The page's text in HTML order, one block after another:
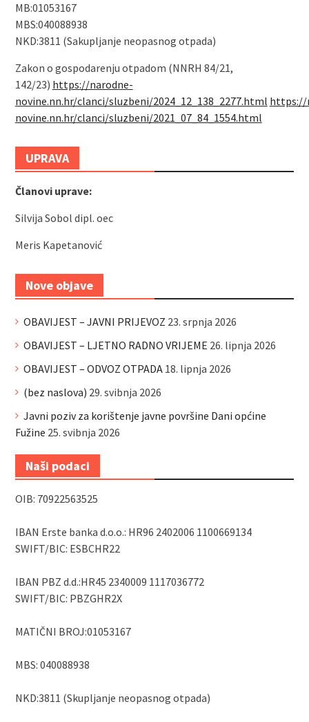
MB:01053167
MBS:040088938
NKD:3811 (Sakupljanje neopasnog otpada)
Zakon o gospodarenju otpadom (NNRH 84/21,
142/23) https://narodne-
novine.nn.hr/clanci/sluzbeni/2024_12_138_2277.html https://
novine.nn.hr/clanci/sluzbeni/2021_07_84_1554.html
UPRAVA
Članovi uprave:
Silvija Sobol dipl. oec
Meris Kapetanović
Nove objave
OBAVIJEST – JAVNI PRIJEVOZ 23. srpnja 2026
OBAVIJEST – LJETNO RADNO VRIJEME 26. lipnja 2026
OBAVIJEST – ODVOZ OTPADA 18. lipnja 2026
(bez naslova) 29. svibnja 2026
Javni poziv za korištenje javne površine Dani općine
Fužine 25. svibnja 2026
Naši podaci
OIB: 70922563525
IBAN Erste banka d.o.o.: HR96 2402006 1100669134
SWIFT/BIC: ESBCHR22
IBAN PBZ d.d.:HR45 2340009 1117036772
SWIFT/BIC: PBZGHR2X
MATIČNI BROJ:01053167
MBS: 040088938
NKD:3811 (Skupljanje neopasnog otpada)